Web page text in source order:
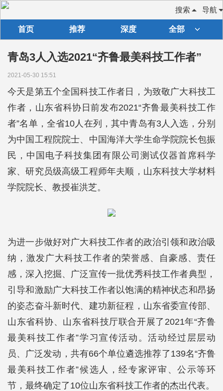
导航
搜索
首页 推荐 深度 全部
青岛3人入选2021“齐鲁最美科技工作者”
2021-05-30 15:51
今天是第五个全国科技工作者日，为致敬广大科技工
作者，山东省科协日前发布2021“齐鲁最美科技工作
者”名单，全省10人在列，其中青岛有3人入选，分别
为中国工程院院士、中国海洋大学生命学院院长包振
民，中国电子科技集团有限公司测试仪器首席科学
家、研究员级高级工程师年夫顺，山东科技大学材料
学院院长、教授崔洪芝。
为进一步做好对广大科技工作者的政治引领和政治吸
纳，激发广大科技工作者的荣誉感、自豪感、责任
感，深入挖掘、广泛宣传一批优秀科技工作者典型，
引导和激励广大科技工作者以饱满的精神状态和昂扬
的姿态奋斗新时代、建功新征程，山东省委宣传部、
山东省科协、山东省科技厅联合开展了2021年“齐鲁
最美科技工作者”学习宣传活动。活动经过层层动
员、广泛发动，共有66个单位遴选推荐了139名“齐鲁
最美科技工作者”候选人，经专家评审、公示等环
节，最终确定了10位山东省科技工作者的杰出代表。